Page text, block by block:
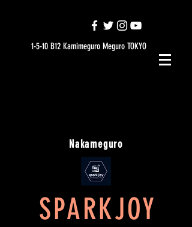
1-5-10 B12 Kamimeguro Meguro TOKYO
Nakameguro
SPARKJOY